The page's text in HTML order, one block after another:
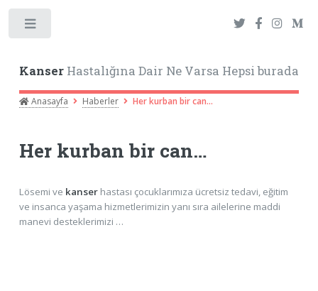
KanserHastalığına Dair Ne Varsa Hepsi burada
Anasayfa Haberler Her kurban bir can…
Her kurban bir can…
Lösemi ve kanserhastası çocuklarımıza ücretsiz tedavi, eğitim
ve insanca yaşama hizmetlerimizin yanı sıra ailelerine maddi
manevi desteklerimizi …